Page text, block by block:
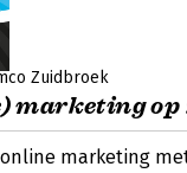
Zuidbroek
marketing
marketing